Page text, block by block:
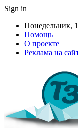
Sign in
Понедельник,
Помощь
О проекте
Реклама на